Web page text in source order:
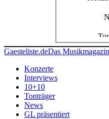
Gaesteliste.deDas
Konzerte
Interviews
10+10
Tonträger
News
GL präsentiert